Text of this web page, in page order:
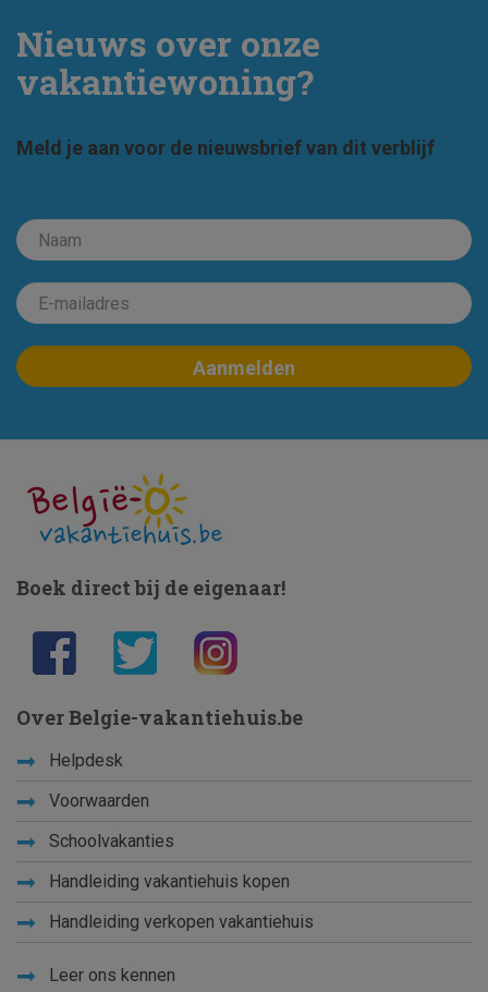
Nieuws over onze
vakantiewoning?
Meld je aan voor de nieuwsbrief van dit verblijf
Boek direct bij de eigenaar!
Over Belgie-vakantiehuis.be
Helpdesk
Voorwaarden
Schoolvakanties
Handleiding vakantiehuis kopen
Handleiding verkopen vakantiehuis
Leer ons kennen